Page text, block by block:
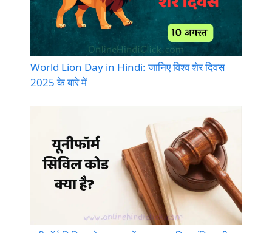
World Lion Day in Hindi: जानिए विश्व शेर दिवस
2025 के बारे में